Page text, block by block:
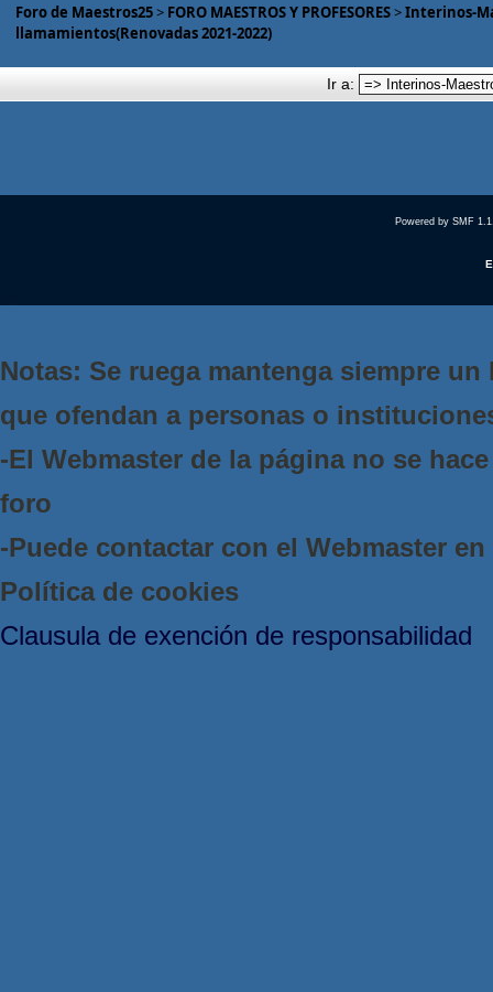
Foro de Maestros25> FORO MAESTROS Y PROFESORES>Interinos-
llamamientos(Renovadas 2021-2022)
Ir a:
Powered by SMF
Notas: Se ruega mantenga siempre
que ofendan a personas o
-El Webmaster de la página no se
foro
-Puede contactar con el Webmaster
Política de cookies
Clausula de exención de responsabilidad